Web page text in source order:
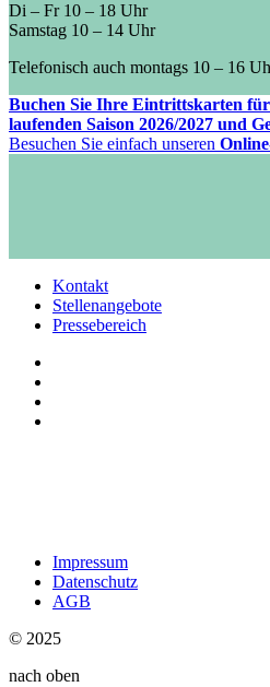
Di – Fr 10 – 18 Uhr
Samstag 10 – 14 Uhr
Telefonisch auch montags 10 – 16
Buchen Sie Ihre Eintrittskarten
laufenden Saison 2026/2027 und
Besuchen Sie einfach unseren
Kontakt
Stellenangebote
Pressebereich
Impressum
Datenschutz
AGB
© 2025
nach oben